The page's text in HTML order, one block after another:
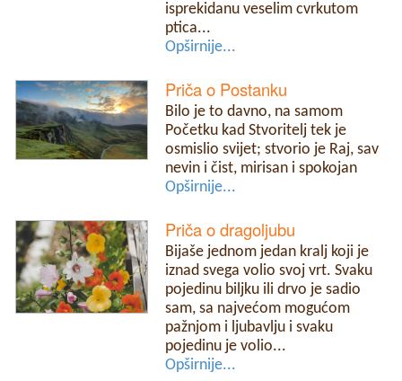
isprekidanu veselim cvrkutom
ptica...
Opširnije...
Priča o Postanku
Bilo je to davno, na samom
Početku kad Stvoritelj tek je
osmislio svijet; stvorio je Raj, sav
nevin i čist, mirisan i spokojan
Opširnije...
Priča o dragoljubu
Bijaše jednom jedan kralj koji je
iznad svega volio svoj vrt. Svaku
pojedinu biljku ili drvo je sadio
sam, sa najvećom mogućom
pažnjom i ljubavlju i svaku
pojedinu je volio...
Opširnije...